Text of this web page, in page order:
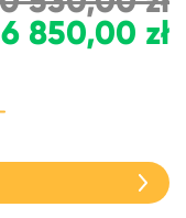
6 850,00 zł